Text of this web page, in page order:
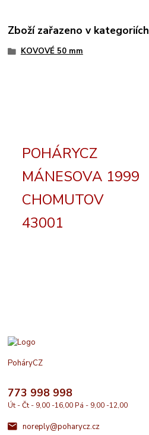
Zboží zařazeno v kategoriích
KOVOVÉ 50 mm
POHÁRYCZ
MÁNESOVA 1999
CHOMUTOV
43001
PoháryCZ
773 998 998
Út - Čt - 9,00 -16,00 Pá - 9,00 -12,00
noreply@poharycz.cz